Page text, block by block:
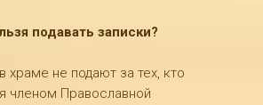
подавать записки?
храме не подают за тех, кто
членом Православной